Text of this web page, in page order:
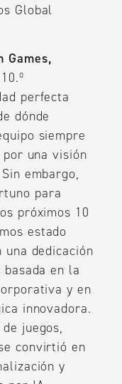
Global
Games,
perfecta
dónde
siempre
una visión
embargo,
para
próximos 10
estado
dedicación
en la
y en
innovadora.
juegos,
convirtió en
y